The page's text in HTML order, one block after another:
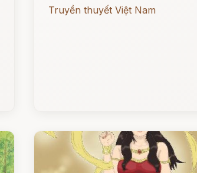
Truyền thuyết Việt Nam